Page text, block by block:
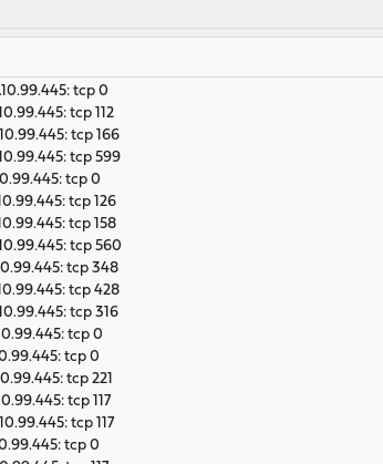
tcp 0
tcp 112
tcp 166
tcp 599
tcp 0
tcp 126
tcp 158
tcp 560
tcp 348
tcp 428
tcp 316
tcp 0
tcp 0
tcp 221
tcp 117
tcp 117
tcp 0